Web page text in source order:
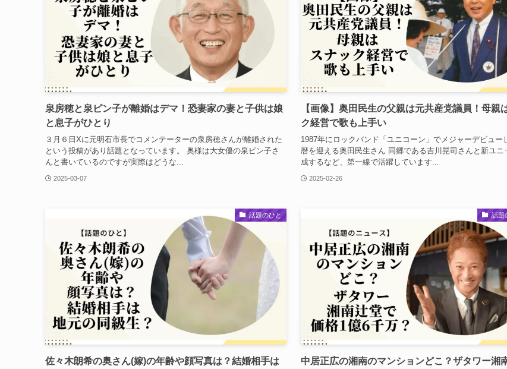
泉房穂と泉ピン子が離婚はデマ！恐妻家の妻と子供は娘
と息子がひとり
３月６日Xに元明石市長でコメンテーターの泉房穂さんが離婚された
という投稿があり話題となっています。 奥様は大女優の泉ピン子さ
んと書いているのですが実際はどうな...
2025-03-07
【画像】奥田民生の父親は元共産党議員！母親
ク経営で歌も上手い
1987年にロックバンド「ユニコーン」でメジャーデビュー
暦を迎える奥田民生さん 同郷である吉川晃司さんと新ユニ
成するなど、第一線で活躍しています...
2025-02-26
話題のひと
佐々木朗希の奥さん(嫁)の年齢や顔写真は？結婚相手は
話題
中居正広の湘南のマンションどこ？ザタワー湘